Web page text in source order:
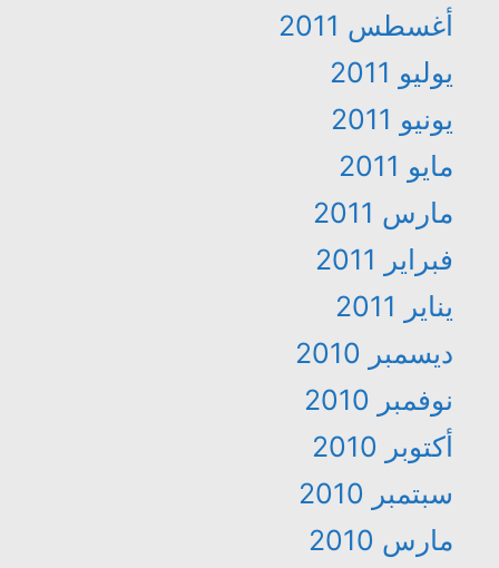
أغسطس 2011
يوليو 2011
يونيو 2011
مايو 2011
مارس 2011
فبراير 2011
يناير 2011
ديسمبر 2010
نوفمبر 2010
أكتوبر 2010
سبتمبر 2010
مارس 2010